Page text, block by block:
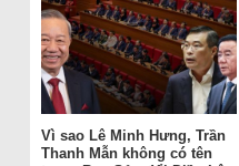
Vì sao Lê Minh Hưng, Trần
Thanh Mẫn không có tên